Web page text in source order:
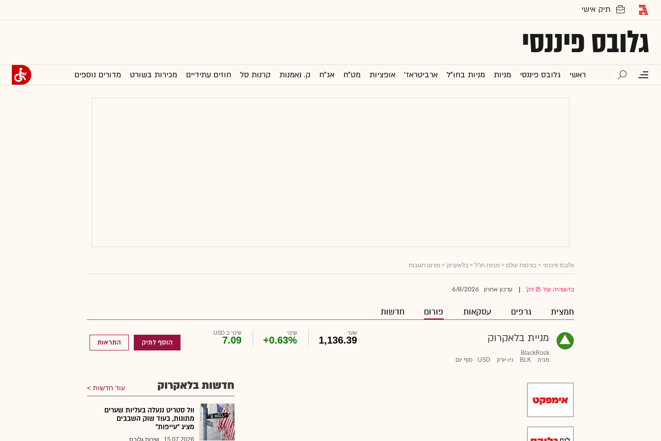
גלובס פיננסי
ראשי גלובס פיננסי מניות מניות בחו"ל ארביטראז' אופציות מט"ח אג"ח ק. נאמנות קרנות סל חוזים עתידיים מכירות בשורט מדורים נוספים
גלובס פיננסי > בורסות עולם > מניות חו"ל > בלאקרוק > פורום תגובות
בהשהיה של 15 דק' עדכון אחרון 6/8/2026
תמצית גרפים עסקאות פורום חדשות
מניית בלאקרוק
BlackRock
מניה
BLK ניו-יורק USD סוף יום
שער
1,136.39
שינוי
+0.63%
שינוי ב USD
7.09 הוסף לתיק התראות
חדשות בלאקרוק עוד חדשות
וול סטריט ננעלה בעליות שערים
מתונות, בעוד שוק השבבים
מציג "עייפות"
15.07.2026 שירות גלובס